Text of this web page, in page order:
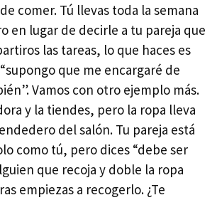
comer. Tú llevas toda la semana
en lugar de decirle a tu pareja que
las tareas, lo que haces es
que me encargaré de
Vamos con otro ejemplo más.
y la tiendes, pero la ropa lleva
del salón. Tu pareja está
como tú, pero dices “debe ser
que recoja y doble la ropa
empiezas a recogerlo. ¿Te